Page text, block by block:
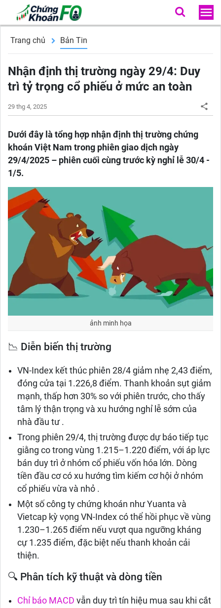
Trang chủ Bản Tin
Nhận định thị trường ngày 29/4: Duy
trì tỷ trọng cổ phiếu ở mức an toàn
29 thg 4, 2025
Dưới đây là tổng hợp nhận định thị trường chứng
khoán Việt Nam trong phiên giao dịch ngày
29/4/2025 – phiên cuối cùng trước kỳ nghỉ lễ 30/4 -
1/5.
ảnh minh họa
📉 Diễn biến thị trường
VN-Index kết thúc phiên 28/4 giảm nhẹ 2,43 điểm,
đóng cửa tại 1.226,8 điểm. Thanh khoản sụt giảm
mạnh, thấp hơn 30% so với phiên trước, cho thấy
tâm lý thận trọng và xu hướng nghỉ lễ sớm của
nhà đầu tư .​
Trong phiên 29/4, thị trường được dự báo tiếp tục
giằng co trong vùng 1.215–1.220 điểm, với áp lực
bán duy trì ở nhóm cổ phiếu vốn hóa lớn. Dòng
tiền đầu cơ có xu hướng tìm kiếm cơ hội ở nhóm
cổ phiếu vừa và nhỏ .​
Một số công ty chứng khoán như Yuanta và
Vietcap kỳ vọng VN-Index có thể hồi phục về vùng
1.230–1.265 điểm nếu vượt qua ngưỡng kháng
cự 1.235 điểm, đặc biệt nếu thanh khoản cải
thiện.
🔍 Phân tích kỹ thuật và dòng tiền
Chỉ báo MACD vẫn duy trì tín hiệu mua sau khi cắt